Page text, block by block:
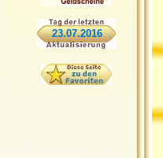
23.07.2016